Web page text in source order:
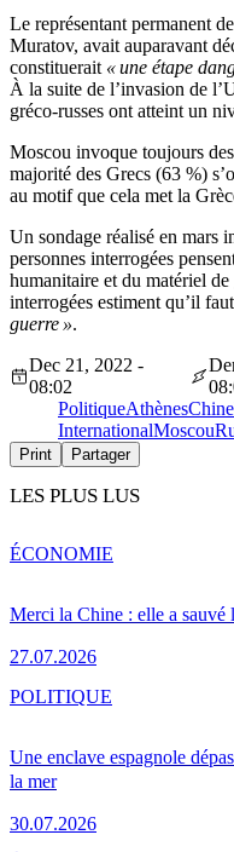
Le représentant permanent
Muratov, avait auparavant
constituerait « une étape
À la suite de l’invasion de
gréco-russes ont atteint un
Moscou invoque toujours
majorité des Grecs (63 %)
au motif que cela met la
Un sondage réalisé en mars
personnes interrogées
humanitaire et du matériel
interrogées estiment qu’il
guerre ».
Dec 21, 2022 -
08:02
PolitiqueAthènesChine
InternationalMoscou
Print Partager
LES PLUS LUS
Merci la Chine : elle a sauvé
27.07.2026
ÉCONOMIE
Une enclave espagnole
la mer
30.07.2026
POLITIQUE